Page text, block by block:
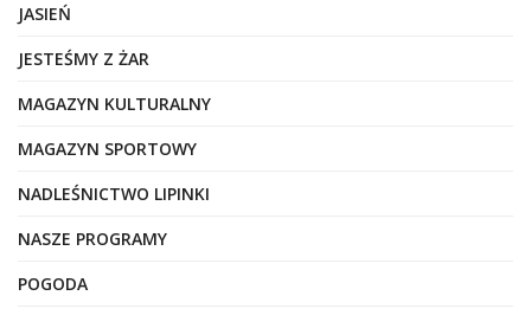
JASIEŃ
JESTEŚMY Z ŻAR
MAGAZYN KULTURALNY
MAGAZYN SPORTOWY
NADLEŚNICTWO LIPINKI
NASZE PROGRAMY
POGODA